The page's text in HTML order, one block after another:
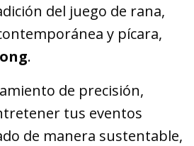
del juego de rana,
y pícara,
.
de precisión,
tus eventos
de manera sustentable,